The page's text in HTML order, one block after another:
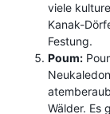
viele
Kanak-
Festung.
Poum:
Wälder. Es